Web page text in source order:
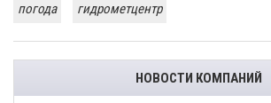
погода
гидрометцентр
НОВОСТИ КОМПАНИЙ